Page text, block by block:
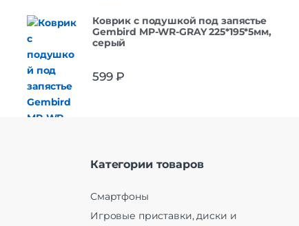
Коврик с подушкой под запястье
Gembird MP-WR-GRAY 225*195*5мм,
серый
599₽
Категории товаров
Смартфоны
Игровые приставки, диски и